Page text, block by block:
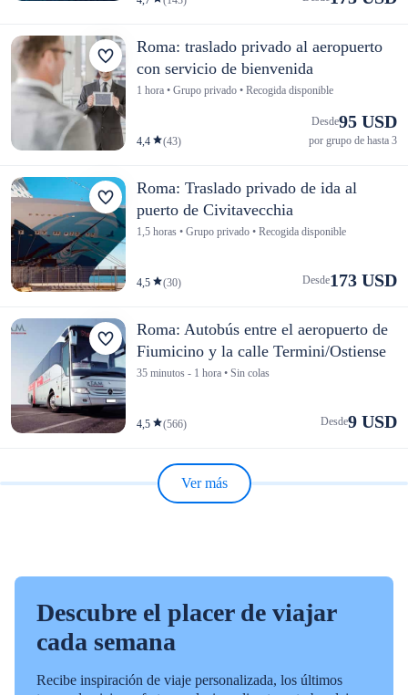
Roma: traslado privado al aeropuerto
con servicio de bienvenida
1 hora • Grupo privado • Recogida disponible
4,4 (43)
Desde95 USD
por grupo de hasta 3
Roma: Traslado privado de ida al
puerto de Civitavecchia
1,5 horas • Grupo privado • Recogida disponible
4,5 (30) Desde173 USD
Roma: Autobús entre el aeropuerto de
Fiumicino y la calle Termini/Ostiense
35 minutos - 1 hora • Sin colas
4,5 (566) Desde9 USD
Ver más
Descubre el placer de viajar
cada semana
Recibe inspiración de viaje personalizada, los últimos